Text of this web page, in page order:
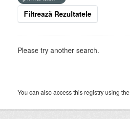
Filtrează Rezultatele
Please try another search.
You can also access this registry using the